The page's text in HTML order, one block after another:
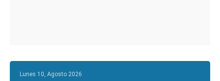
Lunes 10, Agosto 2026